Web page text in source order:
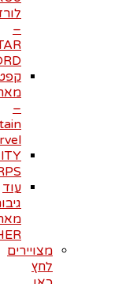
–
–
עוד
מצויירים
לחץ